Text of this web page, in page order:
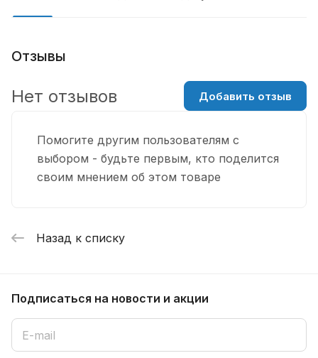
Отзывы
Помогите другим пользователям с
выбором - будьте первым, кто поделится
своим мнением об этом товаре
Нет отзывов Добавить отзыв
Назад к списку
Подписаться на новости и акции